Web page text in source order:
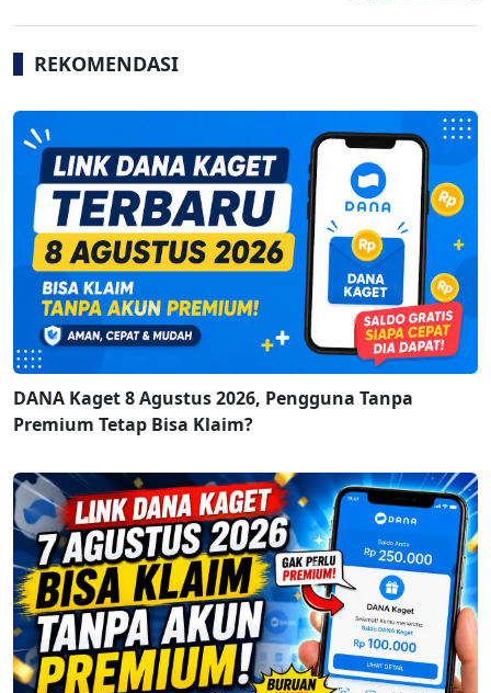
REKOMENDASI
DANA Kaget 8 Agustus 2026, Pengguna Tanpa
Premium Tetap Bisa Klaim?